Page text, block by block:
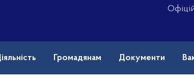
Громадянам Документи